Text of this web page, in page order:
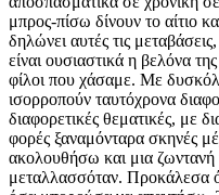
μπρος-πίσω δίνουν το αίτιο
δηλώνει αυτές τις
είναι ουσιαστικά η βελόνα
φίλοι που χάσαμε. Με
ισορροπούν ταυτόχρονα
διαφορετικές θεματικές, με
φορές ξαναμόνταρα σκηνές
ακολουθήσω και μια ζωντανή
μεταλλασσόταν. Προκάλεσα